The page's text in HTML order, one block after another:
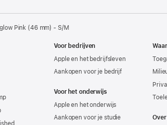
Pink (46 mm) - S/M
Voor bedrijven
Apple en het bedrijfsleven
Aankopen voor je bedrijf
Voor het onderwijs
Apple en het onderwijs
Aankopen voor je studie